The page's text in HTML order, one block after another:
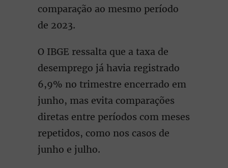
comparação ao mesmo período
de 2023.
O IBGE ressalta que a taxa de
desemprego já havia registrado
6,9% no trimestre encerrado em
junho, mas evita comparações
diretas entre períodos com meses
repetidos, como nos casos de
junho e julho.